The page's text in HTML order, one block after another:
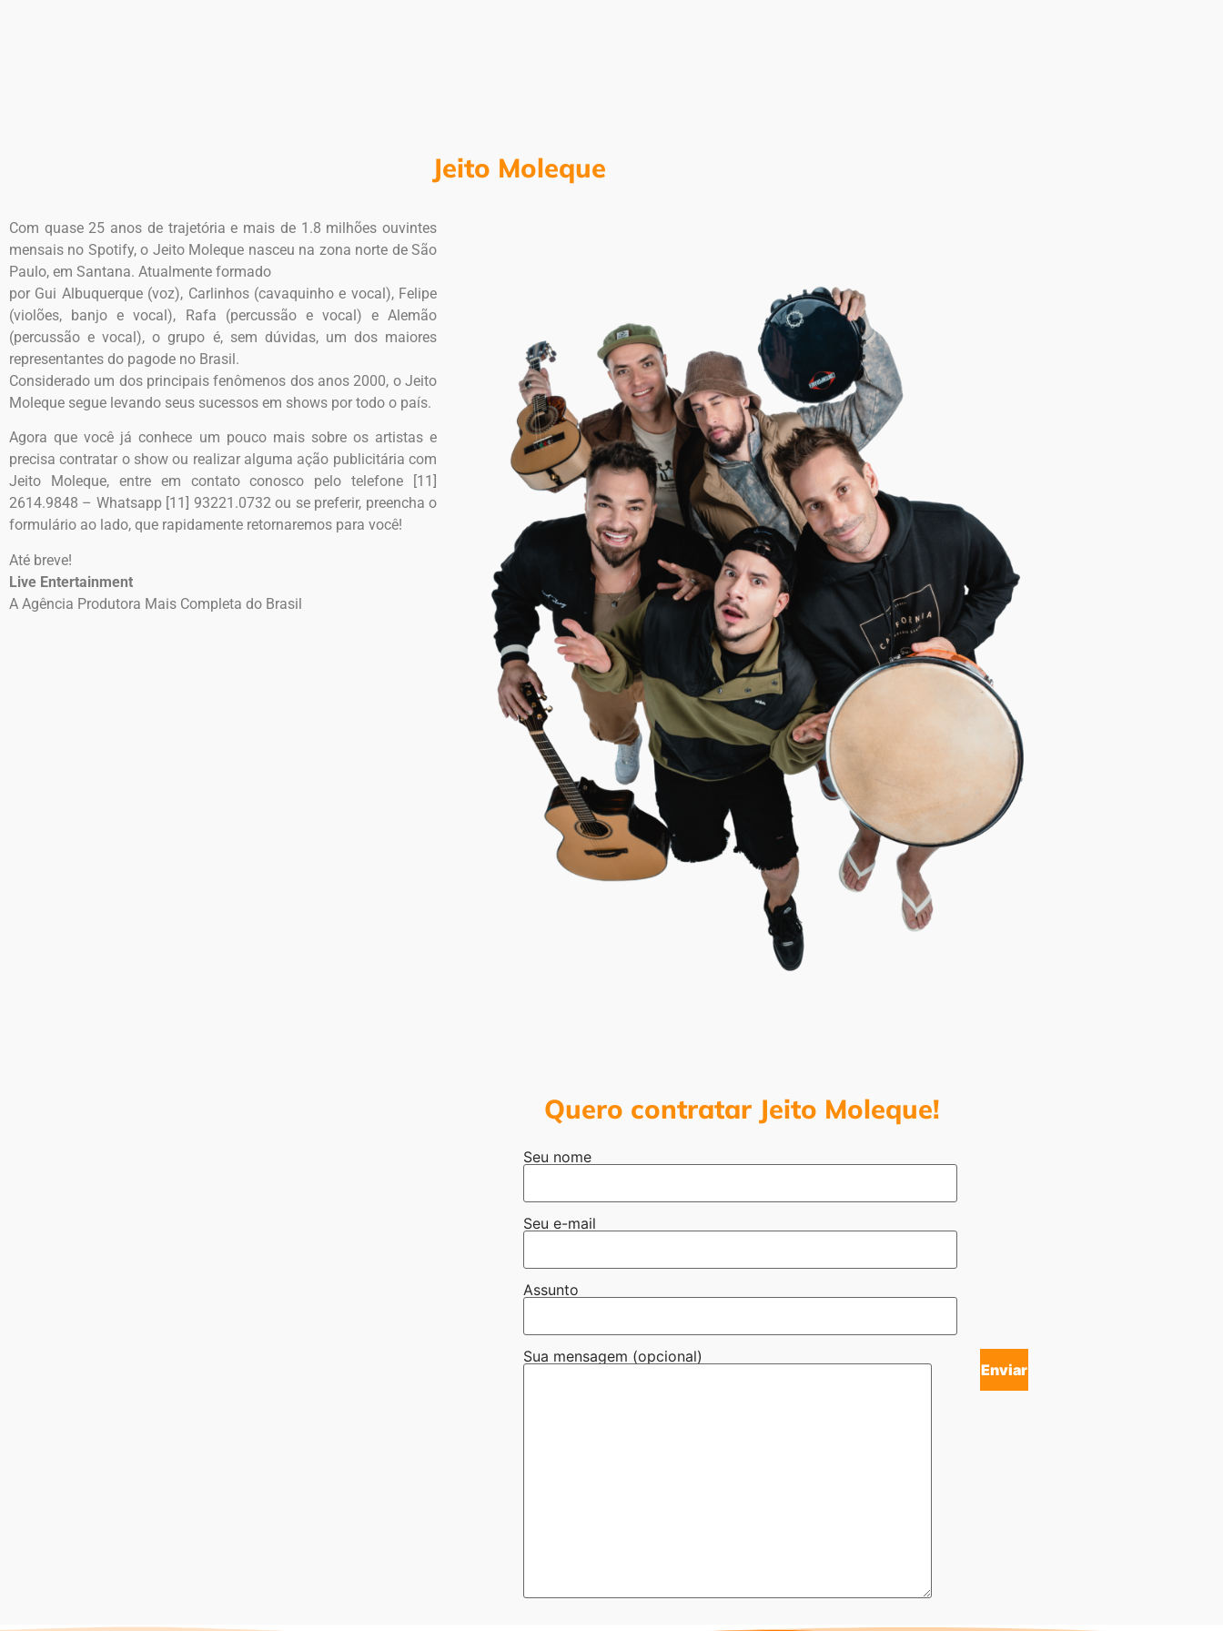
Jeito Moleque
Com quase 25 anos de trajetória e mais de 1.8 milhões ouvintes
mensais no Spotify, o Jeito Moleque nasceu na zona norte de São
Paulo, em Santana. Atualmente formado
por Gui Albuquerque (voz), Carlinhos (cavaquinho e vocal), Felipe
(violões, banjo e vocal), Rafa (percussão e vocal) e Alemão
(percussão e vocal), o grupo é, sem dúvidas, um dos maiores
representantes do pagode no Brasil.
Considerado um dos principais fenômenos dos anos 2000, o Jeito
Moleque segue levando seus sucessos em shows por todo o país.
Agora que você já conhece um pouco mais sobre os artistas e
precisa contratar o show ou realizar alguma ação publicitária com
Jeito Moleque, entre em contato conosco pelo telefone [11]
2614.9848 – Whatsapp [11] 93221.0732ou se preferir, preencha o
formulário ao lado, que rapidamente retornaremos para você!
Até breve!
Live Entertainment
A Agência Produtora Mais Completa do Brasil
Quero contratar Jeito Moleque!
Seu nome
Seu e-mail
Assunto
Sua mensagem (opcional)